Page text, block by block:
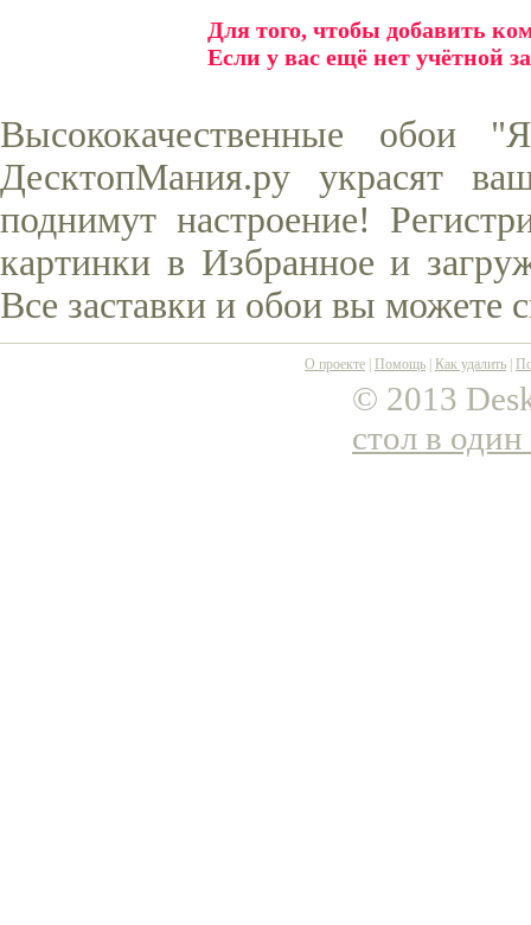
Для того, чтобы добавить
Если у вас ещё нет учётной
Высококачественные обои
ДесктопМания.ру украсят
поднимут настроение!
картинки в Избранное и
Все заставки и обои вы можете
О проекте Помощь Как удалить
© 2013
стол в